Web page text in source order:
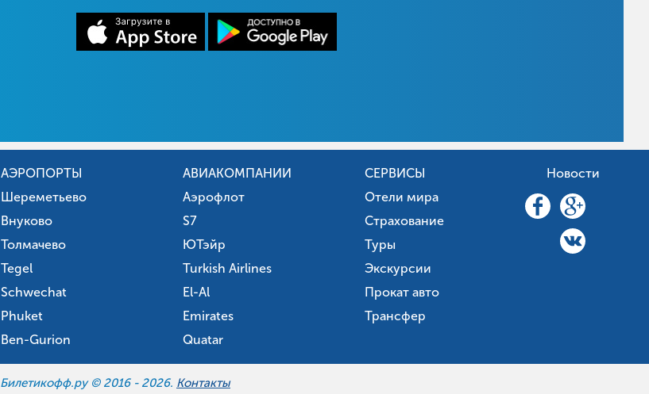
АЭРОПОРТЫ
Шереметьево
Внуково
Толмачево
Tegel
Schwechat
Phuket
Ben-Gurion
АВИАКОМПАНИИ
Аэрофлот
S7
ЮТэйр
Turkish Airlines
El-Al
Emirates
Quatar
СЕРВИСЫ
Отели мира
Страхование
Туры
Экскурсии
Прокат авто
Трансфер
Новости
Билетикофф.ру © 2016 - 2026. Контакты